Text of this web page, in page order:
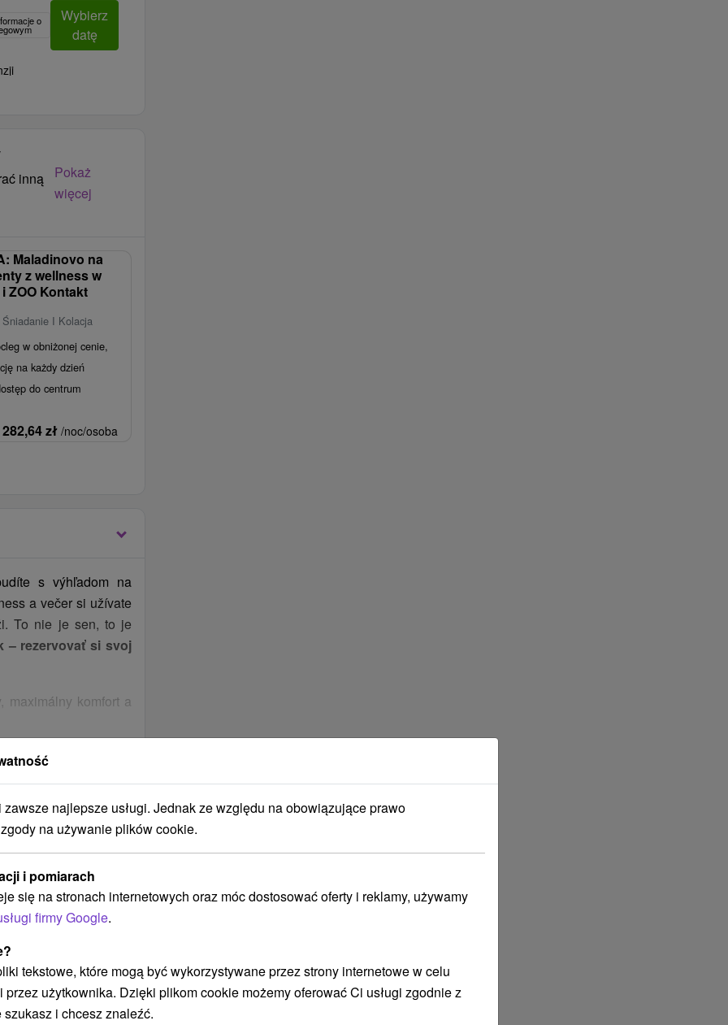
o
Wybierz
datę
inną
Pokaż
więcej
Maladinovo na
z wellness w
ZOO Kontakt
I Kolacja
w obniżonej cenie,
na każdy dzień
do centrum
282,64zł /noc/osoba
s výhľadom na
a večer si užívate
To nie je sen, to je
– rezervovať si svoj
maximálny komfort a
kúpele
opekania
10.00
dnia po
Bernard Pub
i międzynarodową.
i półpensję,
najlepsze usługi. Jednak ze względu na obowiązujące prawo
na używanie plików cookie.
i pomiarach
się na stronach internetowych oraz móc dostosować oferty i reklamy, używamy
firmy Google.
tekstowe, które mogą być wykorzystywane przez strony internetowe w celu
przez użytkownika. Dzięki plikom cookie możemy oferować Ci usługi zgodnie z
i chcesz znaleźć.